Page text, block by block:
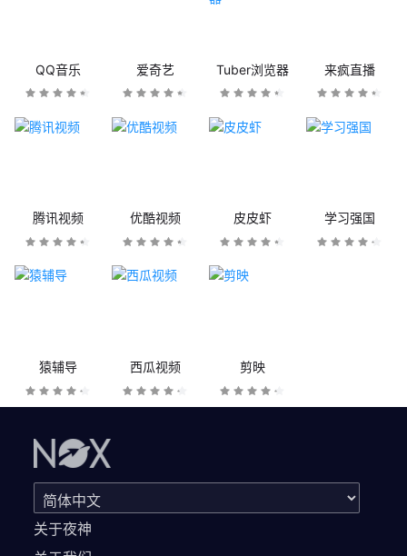
QQ音乐 爱奇艺 Tuber浏览器 来疯直播
腾讯视频 优酷视频 皮皮虾 学习强国
猿辅导 西瓜视频 剪映
关于夜神